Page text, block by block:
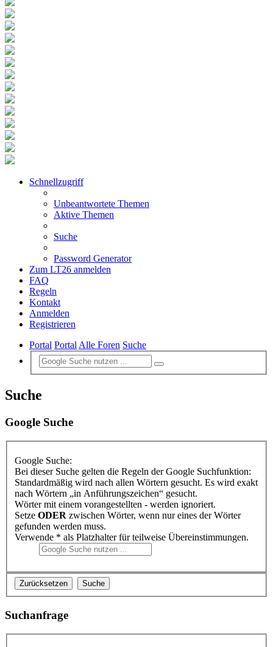
Schnellzugriff
Unbeantwortete Themen
Aktive Themen
Suche
Password Generator
Zum LT26 anmelden
FAQ
Regeln
Kontakt
Anmelden
Registrieren
Portal Portal Alle Foren Suche
Suche
Google Suche
Google Suche:
Bei dieser Suche gelten die Regeln der Google Suchfunktion:
Standardmäßig wird nach allen Wörtern gesucht. Es wird exakt
nach Wörtern „in Anführungszeichen“ gesucht.
Wörter mit einem vorangestellten - werden ignoriert.
Setze ODER zwischen Wörter, wenn nur eines der Wörter
gefunden werden muss.
Verwende * als Platzhalter für teilweise Übereinstimmungen.
Suchanfrage